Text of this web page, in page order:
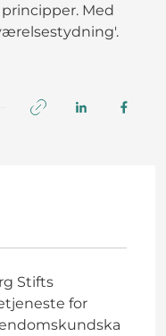
Med
Stifts
for